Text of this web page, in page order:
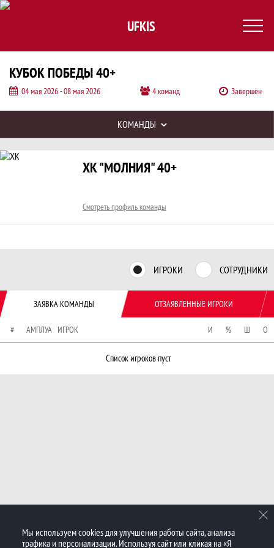
UFKIS
КУБОК ПОБЕДЫ 40+
04 мая 2026 - 08 мая 2026 4 команд Завершён
Заявка команды ХК "Молния" 40+,
Краткая информация о команде
ХК "МОЛНИЯ" 40+
Смотреть профиль команды
ИГРОКИ СОТРУДНИКИ
ЗАЯВКА КОМАНДЫ ОТЗАЯВЛЕННЫЕ ИГРОКИ
# АМПЛУА ИГРОК И % Ш О
Список игроков пуст
КОМАНДЫ
Таблицы турнира
Мы используем cookies для улучшения работы сайта, анализа
трафика и персонализации. Используя сайт или кликая на «Я